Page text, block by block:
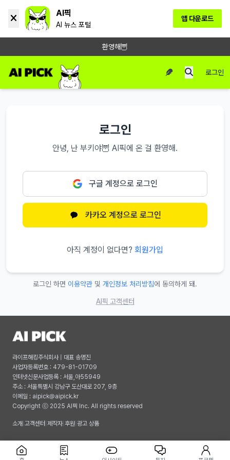
AI픽
AI 뉴스 포털
앱 다운로드
환영해🦉
로그인
로그인
안녕, 난 부키야🦉 AI픽에 온 걸 환영해.
구글 계정으로 로그인
카카오 계정으로 로그인
아직 계정이 없다면? 회원가입
로그인 하면 이용약관 및 개인정보 처리방침에 동의하게 돼.
AI픽 고객센터
라이프해킹주식회사 | 대표 송명진
사업자등록번호 : 479-81-01709
인터넷신문사업등록 : 서울,아55949
주소 : 서울특별시 강남구 도산대로 207, 9층
이메일 : aipick@aipick.kr
Copyright ⓒ 2025 AI픽 Inc. All rights reserved
소개 고객센터 제작자| 후원 광고 상품